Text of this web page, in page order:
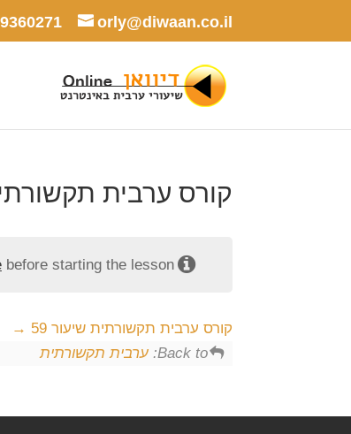
orly@diwaan.co.il
קורס ערבית תקשורתית
before starting the lesson.
קורס ערבית תקשורתית שיעור 59
Back to: ערבית תקשורתית